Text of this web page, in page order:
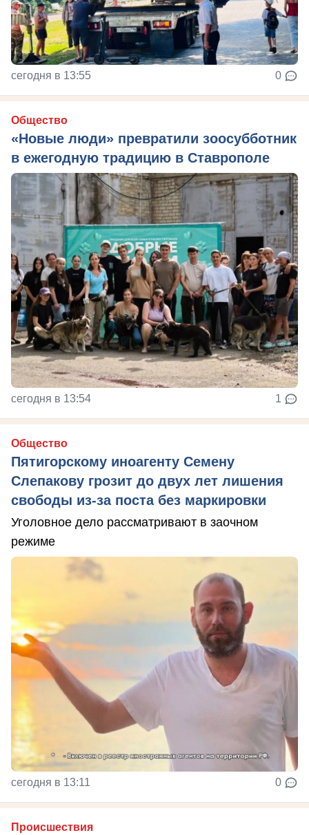
сегодня в 13:55 0
Общество
«Новые люди» превратили зоосубботник
в ежегодную традицию в Ставрополе
сегодня в 13:54 1
Общество
Пятигорскому иноагенту Семену
Слепакову грозит до двух лет лишения
свободы из-за поста без маркировки
Уголовное дело рассматривают в заочном
режиме
сегодня в 13:11 0
Происшествия